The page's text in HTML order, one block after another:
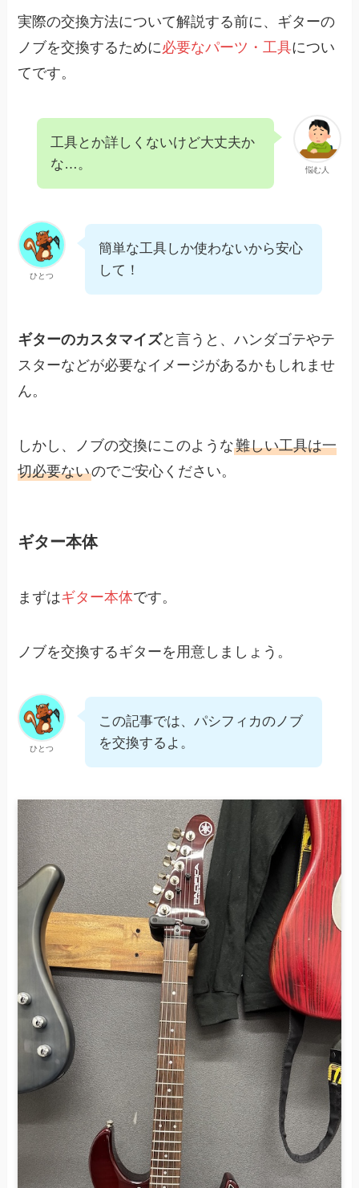
実際の交換方法について解説する前に、ギターの
ノブを交換するために必要なパーツ・工具につい
てです。
悩む人
工具とか詳しくないけど大丈夫か
な…。
ひとつ
簡単な工具しか使わないから安心
して！
ギターのカスタマイズと言うと、ハンダゴテやテ
スターなどが必要なイメージがあるかもしれませ
ん。
しかし、ノブの交換にこのような難しい工具は一
切必要ないのでご安心ください。
ギター本体
まずはギター本体です。
ノブを交換するギターを用意しましょう。
ひとつ
この記事では、パシフィカのノブ
を交換するよ。